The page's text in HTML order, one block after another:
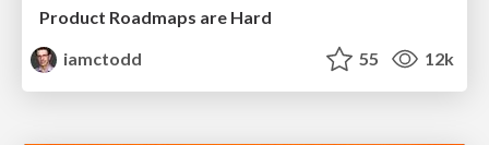
Product Roadmaps are Hard
iamctodd
55 12k